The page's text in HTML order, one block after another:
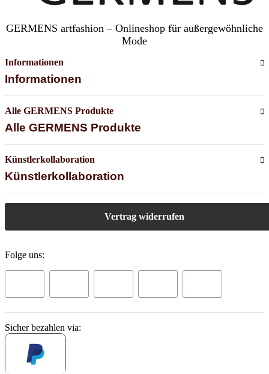
GERMENS artfashion – Onlineshop für außergewöhnliche
Mode
Informationen
Informationen
Alle GERMENS Produkte
Alle GERMENS Produkte
Künstlerkollaboration
Künstlerkollaboration
Vertrag widerrufen
Folge uns:
Sicher bezahlen via: